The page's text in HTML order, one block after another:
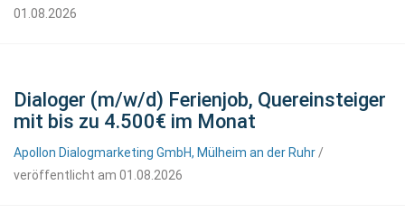
01.08.2026
Dialoger (m/w/d) Ferienjob, Quereinsteiger
mit bis zu 4.500€ im Monat
Apollon Dialogmarketing GmbH, Mülheim an der Ruhr /
veröffentlicht am 01.08.2026